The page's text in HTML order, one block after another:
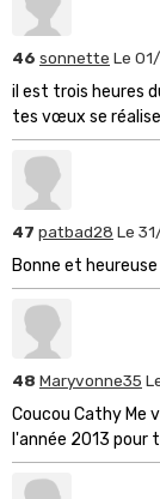
46 sonnette Le
il est trois heures
tes vœux se
47 patbad28 Le
Bonne et
48 Maryvonne35
Coucou Cathy Me
l'année 2013 pour